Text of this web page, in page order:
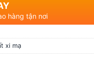
hàng tận nơi
xi mạ